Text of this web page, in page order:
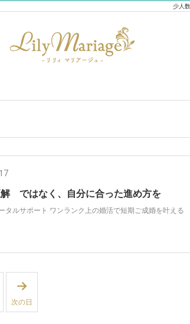
少人
ではなく、自分に合った進め方を
タルサポート ワンランク上の婚活で短期ご成婚を叶える
6
次の日